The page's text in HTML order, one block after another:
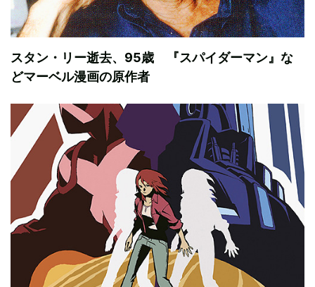
スタン・リー逝去、95歳 『スパイダーマン』な
どマーベル漫画の原作者